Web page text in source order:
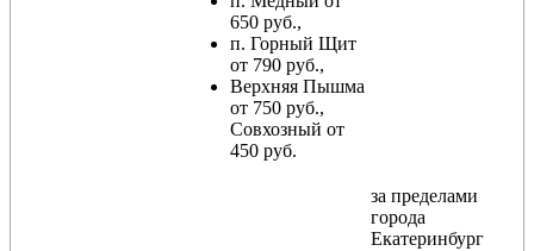
650 руб.,
п. Горный Щит
от 790 руб.,
Верхняя Пышма
от 750 руб.,
Совхозный от
450 руб.
за пределами
города
Екатеринбург